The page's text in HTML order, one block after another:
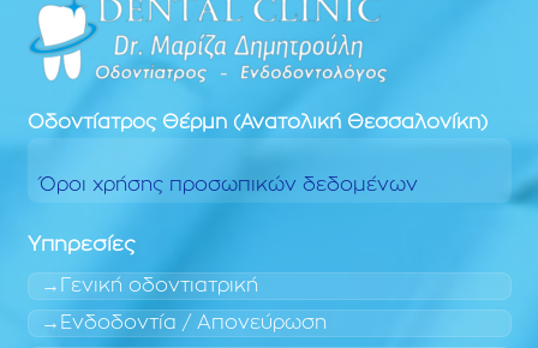
Οδοντίατρος Θέρμη (Ανατολική Θεσσαλονίκη)
Όροι χρήσης προσωπικών δεδομένων
Υπηρεσίες
Γενική οδοντιατρική
Ενδοδοντία / Απονεύρωση